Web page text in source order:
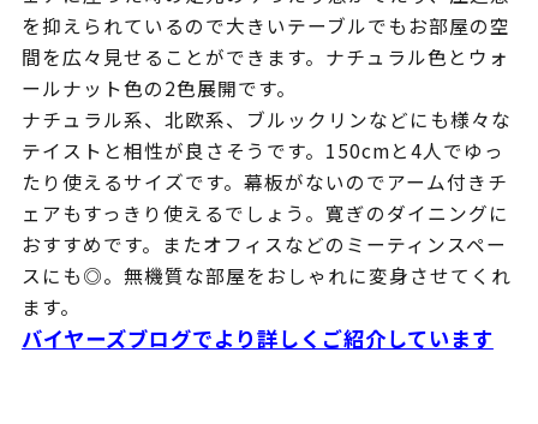
を抑えられているので大きいテーブルでもお部屋の空
間を広々見せることができます。ナチュラル色とウォ
ールナット色の2色展開です。
ナチュラル系、北欧系、ブルックリンなどにも様々な
テイストと相性が良さそうです。150cmと4人でゆっ
たり使えるサイズです。幕板がないのでアーム付きチ
ェアもすっきり使えるでしょう。寛ぎのダイニングに
おすすめです。またオフィスなどのミーティンスペー
スにも◎。無機質な部屋をおしゃれに変身させてくれ
ます。
バイヤーズブログでより詳しくご紹介しています